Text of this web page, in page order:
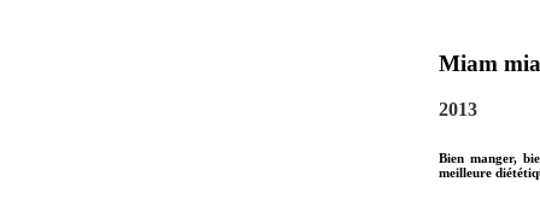
Miam
2013
Bien manger,
meilleure